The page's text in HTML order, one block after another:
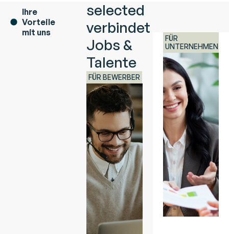
Ihre
Vorteile
mit uns
selected
verbindet
Jobs &
Talente
FÜR BEWERBER
FÜR
UNTERNEHMEN